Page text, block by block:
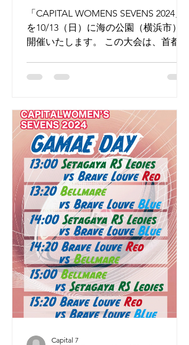
「CAPITAL WOMENS SEVENS 2024」
を10/13（日）に海の公園（横浜市）で
開催いたします。 この大会は、首都圏
たこ...
Capital 7